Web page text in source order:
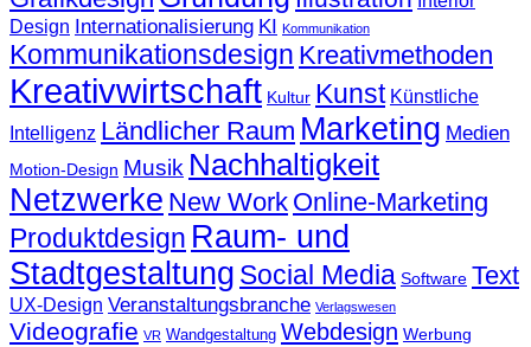
Design Internationalisierung KI Kommunikation
Kommunikationsdesign Kreativmethoden
Kreativwirtschaft Kultur Kunst Künstliche
Intelligenz Ländlicher Raum Marketing Medien
Motion-Design Musik Nachhaltigkeit
Netzwerke New Work Online-Marketing
Produktdesign Raum- und
Stadtgestaltung Social Media Software Text
UX-Design Veranstaltungsbranche Verlagswesen
Videografie VR Wandgestaltung Webdesign Werbung